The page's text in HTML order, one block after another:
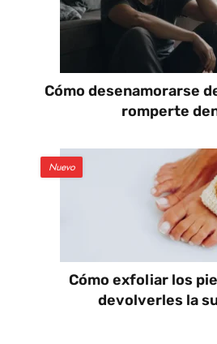
Cómo desenamorarse
romperte
Nuevo
Cómo exfoliar los
devolverles la